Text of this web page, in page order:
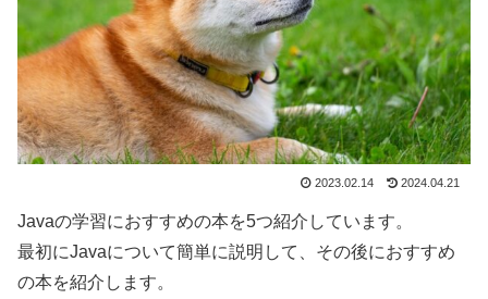
2023.02.14 2024.04.21
Javaの学習におすすめの本を5つ紹介しています。
最初にJavaについて簡単に説明して、その後におすすめ
の本を紹介します。